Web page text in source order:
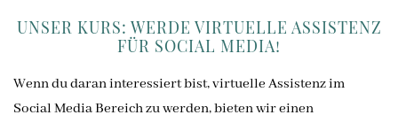
UNSER KURS: WERDE VIRTUELLE ASSISTENZ
FÜR SOCIAL MEDIA!
Wenn du daran interessiert bist, virtuelle Assistenz im
Social Media Bereich zu werden, bieten wir einen